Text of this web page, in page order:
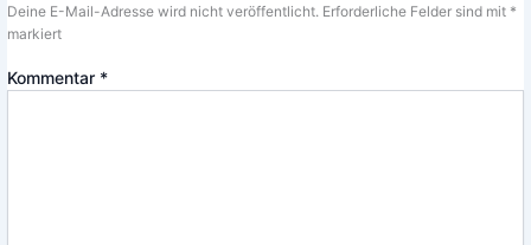
Deine E-Mail-Adresse wird nicht veröffentlicht. Erforderliche Felder sind mit *
markiert
Kommentar *